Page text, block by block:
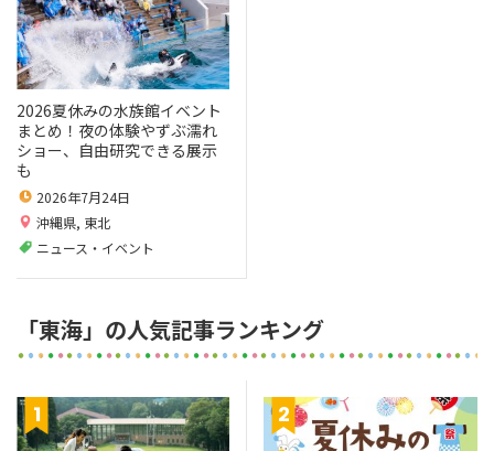
2026夏休みの水族館イベント
まとめ！夜の体験やずぶ濡れ
ショー、自由研究できる展示
も
2026年7月24日
沖縄県, 東北
ニュース・イベント
「東海」の人気記事ランキング